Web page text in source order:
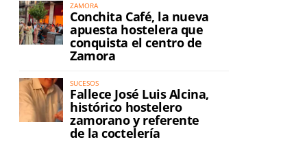
ZAMORA
Conchita Café, la nueva
apuesta hostelera que
conquista el centro de
Zamora
SUCESOS
Fallece José Luis Alcina,
histórico hostelero
zamorano y referente
de la coctelería